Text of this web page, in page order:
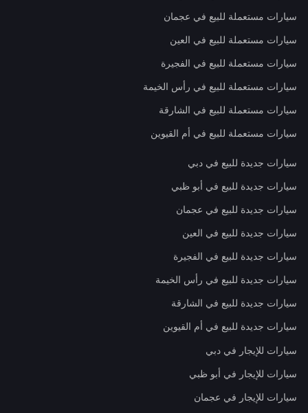
سيارات مستعملة للبيع في عجمان
سيارات مستعملة للبيع في العين
سيارات مستعملة للبيع في الفجيرة
سيارات مستعملة للبيع في رأس الخيمة
سيارات مستعملة للبيع في الشارقة
سيارات مستعملة للبيع في أم القيوين
سيارات جديدة للبيع في دبي
سيارات جديدة للبيع في أبو ظبي
سيارات جديدة للبيع في عجمان
سيارات جديدة للبيع في العين
سيارات جديدة للبيع في الفجيرة
سيارات جديدة للبيع في رأس الخيمة
سيارات جديدة للبيع في الشارقة
سيارات جديدة للبيع في أم القيوين
سيارات للإيجار في دبي
سيارات للإيجار في أبو ظبي
سيارات للإيجار في عجمان